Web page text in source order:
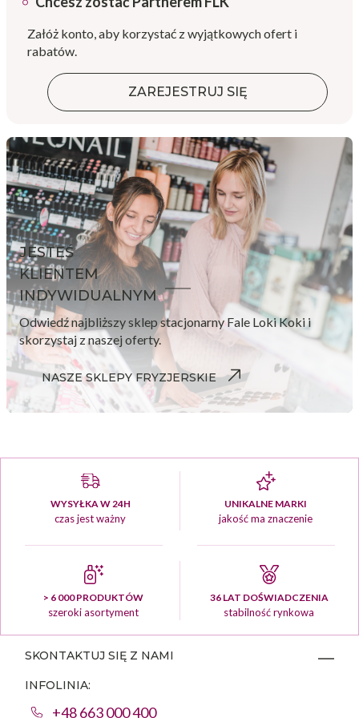
Załóż konto, aby korzystać z wyjątkowych ofert i
rabatów.
ZAREJESTRUJ SIĘ
JESTEŚ
KLIENTEM
INDYWIDUALNYM
Odwiedź najbliższy sklep stacjonarny Fale Loki Koki i
skorzystaj z naszej oferty.
NASZE SKLEPY FRYZJERSKIE
WYSYŁKA W 24H
czas jest ważny
UNIKALNE MARKI
jakość ma znaczenie
> 6 000 PRODUKTÓW
szeroki asortyment
36 LAT DOŚWIADCZENIA
stabilność rynkowa
SKONTAKTUJ SIĘ Z NAMI
INFOLINIA:
+48 663 000 400